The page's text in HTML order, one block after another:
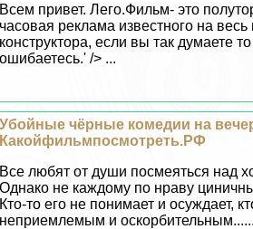
Всем привет. Лего.Фильм- это
часовая реклама известного на весь
конструктора, если вы так думаете то
ошибаетесь.' /> ...
Убойные чёрные комедии на
Какойфильмпосмотреть.РФ
Все любят от души посмеяться над
Однако не каждому по нраву
Кто-то его не понимает и осуждает,
неприемлемым и оскорбительным......